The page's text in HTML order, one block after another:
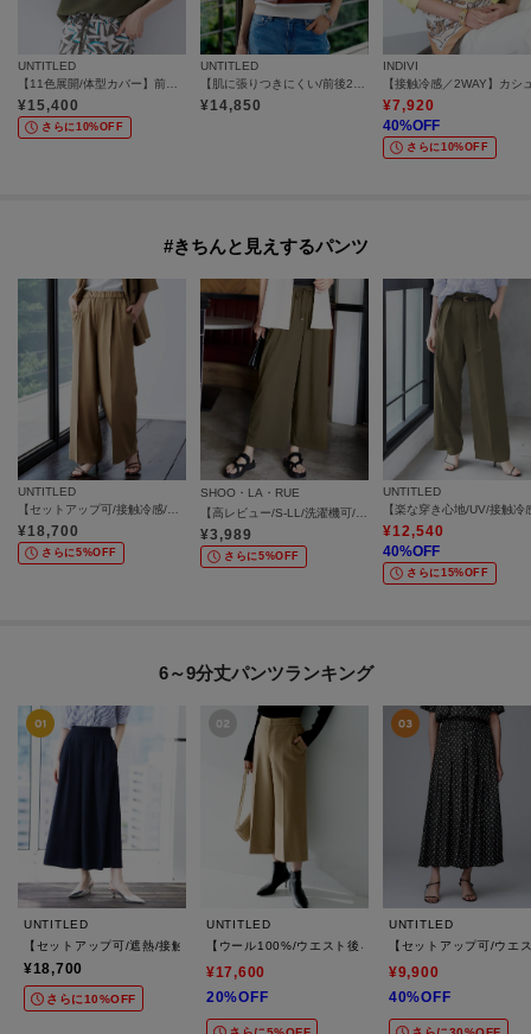
UNTITLED
¥15,400
さらに10%OFF
UNTITLED
¥14,850
INDIVI
¥7,920
40%OFF
さらに10%OFF
#きちんと見えするパンツ
UNTITLED
【セットアップ可/接触冷感/通気性】エアリークールワイドパンツ
¥18,700
さらに5%OFF
SHOO・LA・RUE
【高レビュー/S-LL/洗濯機可/セットアップ可】着丈選べる 軽凛(かろりん) ひんやりフラップイージーパンツ
¥3,989
さらに5%OFF
UNTITLED
¥12,540
40%OFF
さらに15%OFF
6～9分丈パンツランキング
UNTITLED
【セットアップ可/遮熱/接触冷感/UVカット】リラクシーガウチョパンツ
¥18,700
さらに10%OFF
UNTITLED
【ウール100%/ウエスト後ろゴム】 クロップドワイド
¥17,600
20%OFF
UNTITLED
【セットアップ可/ウエ
¥9,900
40%OFF